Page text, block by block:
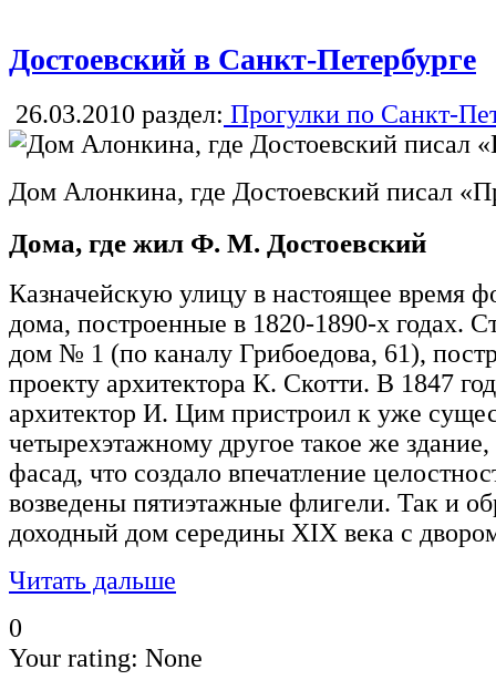
Достоевский в Санкт-Петербурге
26.03.2010 раздел: Прогулки по Санкт-
Дом Алонкина, где Достоевский писал
Дома, где жил Ф. М. Достоевский
Казначейскую улицу в настоящее время
дома, построенные в 1820-1890-х годах.
дом № 1 (по каналу Грибоедова, 61),
проекту архитектора К. Скотти. В 1847
архитектор И. Цим пристроил к уже
четырехэтажному другое такое же
фасад, что создало впечатление
возведены пятиэтажные флигели. Так и
доходный дом середины XIX века с
Читать дальше
0
Your rating: None